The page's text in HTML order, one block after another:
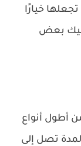
خيارًا
إليك بعض
أطول أنواع
تصل إلى